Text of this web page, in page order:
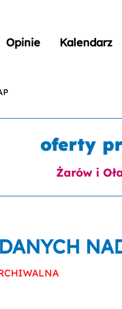
Opinie Kalendarz